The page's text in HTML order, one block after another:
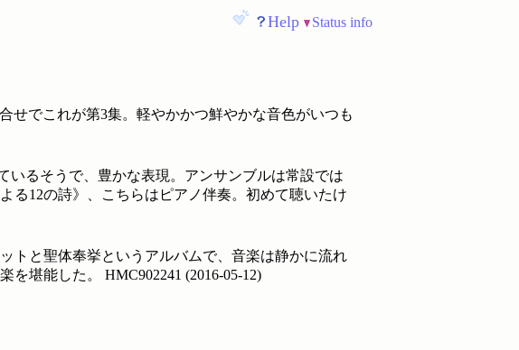
Help Status info
せでこれが第3集。軽やかかつ鮮やかな音色がいつも
いるそうで、豊かな表現。アンサンブルは常設では
る12の詩》、こちらはピアノ伴奏。初めて聴いたけ
トと聖体奉挙というアルバムで、音楽は静かに流れ
を堪能した。
HMC902241 (2016-05-12)